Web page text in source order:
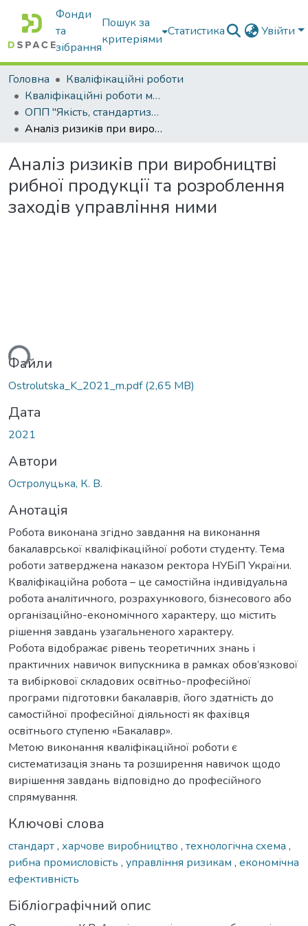
Фонди
та
зібрання
Пошук за
критеріями
Статистика Увійти
Головна
Кваліфікаційні роботи
Кваліфікаційні роботи магістрів
ОПП "Якість, стандартизація та сертифікація"
Аналіз ризиків при виробництві рибної продукції та розроблення заходів управління ними
Аналіз ризиків при виробництві
рибної продукції та розроблення
заходів управління ними
Файли
Ostrolutska_K_2021_m.pdf(2,65 MB)
Дата
2021
Автори
Остролуцька, К. В.
Анотація
Робота виконана згідно завдання на виконання
бакалаврської кваліфікаційної роботи студенту. Тема
роботи затверджена наказом ректора НУБіП України.
Кваліфікаційна робота – це самостійна індивідуальна
робота аналітичного, розрахункового, бізнесового або
організаційно-економічного характеру, що містить
рішення завдань узагальненого характеру.
Робота відображає рівень теоретичних знань і
практичних навичок випускника в рамках обов’язкової
та вибіркової складових освітньо-професійної
програми підготовки бакалаврів, його здатність до
самостійної професійної діяльності як фахівця
освітнього ступеню «Бакалавр».
Метою виконання кваліфікаційної роботи є
систематизація знань та розширення навичок щодо
вирішення завдань відповідно до професійного
спрямування.
Ключові слова
стандарт, харчове виробництво , технологічна схема ,
рибна промисловість , управління ризикам , економічна
ефективність
Бібліографічний опис